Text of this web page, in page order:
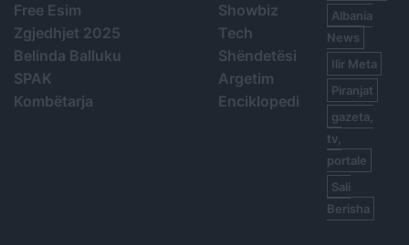
Free Esim
Zgjedhjet 2025
Belinda Balluku
SPAK
Kombëtarja
Showbiz
Tech
Shëndetësi
Argetim
Enciklopedi
Albania
News
Ilir Meta
Piranjat
gazeta,
tv,
portale
Sali
Berisha